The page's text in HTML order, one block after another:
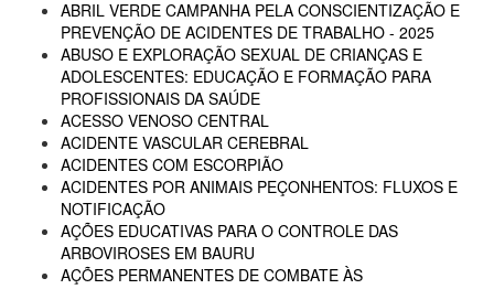
ABRIL VERDE CAMPANHA PELA CONSCIENTIZAÇÃO E
PREVENÇÃO DE ACIDENTES DE TRABALHO - 2025
ABUSO E EXPLORAÇÃO SEXUAL DE CRIANÇAS E
ADOLESCENTES: EDUCAÇÃO E FORMAÇÃO PARA
PROFISSIONAIS DA SAÚDE
ACESSO VENOSO CENTRAL
ACIDENTE VASCULAR CEREBRAL
ACIDENTES COM ESCORPIÃO
ACIDENTES POR ANIMAIS PEÇONHENTOS: FLUXOS E
NOTIFICAÇÃO
AÇÕES EDUCATIVAS PARA O CONTROLE DAS
ARBOVIROSES EM BAURU
AÇÕES PERMANENTES DE COMBATE ÀS